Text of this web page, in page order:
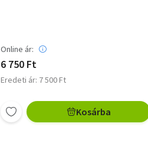
Online ár:
6 750 Ft
Eredeti ár: 7 500 Ft
Kosárba